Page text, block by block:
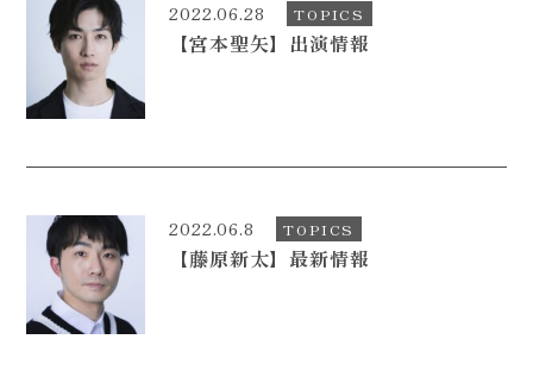
CONTACT
2022.06.28 TOPICS
【宮本聖矢】出演情報
2022.06.8 TOPICS
【藤原新太】最新情報